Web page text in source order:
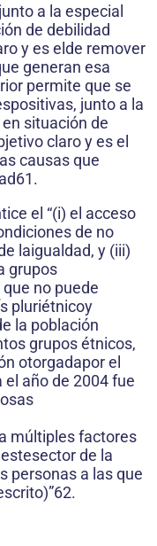
a la especial
de debilidad
y es elde remover
generan esa
permite que se
junto a la
situación de
claro y es el
causas que
el “(i) el acceso
de no
laigualdad, y (iii)
grupos
no puede
pluriétnicoy
la población
grupos étnicos,
otorgadapor el
año de 2004 fue
múltiples factores
de la
personas a las que